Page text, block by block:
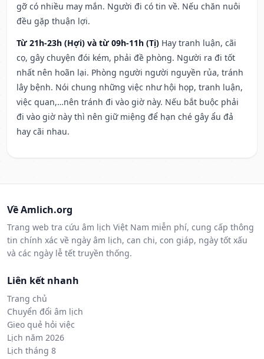
gỡ có nhiều may mắn. Người đi có tin về. Nếu chăn nuôi
đều gặp thuận lợi.
Từ 21h-23h (Hợi) và từ 09h-11h (Tị) Hay tranh luận, cãi
cọ, gây chuyện đói kém, phải đề phòng. Người ra đi tốt
nhất nên hoãn lại. Phòng người người nguyền rủa, tránh
lây bệnh. Nói chung những việc như hội họp, tranh luận,
việc quan,…nên tránh đi vào giờ này. Nếu bắt buộc phải
đi vào giờ này thì nên giữ miệng để hạn ché gây ẩu đả
hay cãi nhau.
Về Amlich.org
Trang web tra cứu âm lịch Việt Nam miễn phí, cung cấp thông
tin chính xác về ngày âm lịch, can chi, con giáp, ngày tốt xấu
và các ngày lễ tết truyền thống.
Liên kết nhanh
Trang chủ
Chuyển đổi âm lịch
Gieo quẻ hỏi việc
Lịch năm 2026
Lịch tháng 8